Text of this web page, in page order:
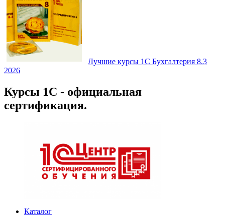
Лучшие курсы 1С Бухгалтерия 8.3
2026
Курсы 1С - официальная
сертификация.
Каталог